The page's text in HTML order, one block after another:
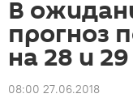
В
прогноз
на 28 и
08:00 27.06.2018